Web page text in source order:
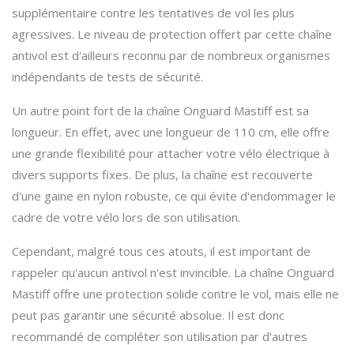
supplémentaire contre les tentatives de vol les plus
agressives. Le niveau de protection offert par cette chaîne
antivol est d'ailleurs reconnu par de nombreux organismes
indépendants de tests de sécurité.
Un autre point fort de la chaîne Onguard Mastiff est sa
longueur. En effet, avec une longueur de 110 cm, elle offre
une grande flexibilité pour attacher votre vélo électrique à
divers supports fixes. De plus, la chaîne est recouverte
d'une gaine en nylon robuste, ce qui évite d'endommager le
cadre de votre vélo lors de son utilisation.
Cependant, malgré tous ces atouts, il est important de
rappeler qu'aucun antivol n'est invincible. La chaîne Onguard
Mastiff offre une protection solide contre le vol, mais elle ne
peut pas garantir une sécurité absolue. Il est donc
recommandé de compléter son utilisation par d'autres